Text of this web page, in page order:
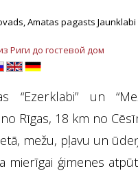
Amatas pagasts Jaunklabi
Риги до гостевой дом
“Ezerklabi” un
Rīgas, 18 km no
mežu, pļavu un
mierīgai ģimenes